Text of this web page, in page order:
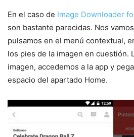
En el caso de Image Downloader
son bastante parecidas. Nos
pulsamos en el menú contextual,
los pies de la imagen en cuestión.
imagen, accedemos a la app y
espacio del apartado Home.